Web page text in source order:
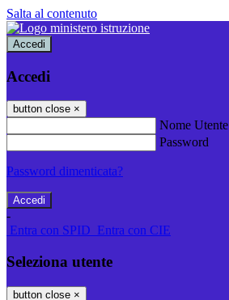
Salta al contenuto
Accedi
Accedi
button close ×
Nome Utente
Password
Password dimenticata?
-
Entra con SPID Entra con CIE
Seleziona utente
button close ×